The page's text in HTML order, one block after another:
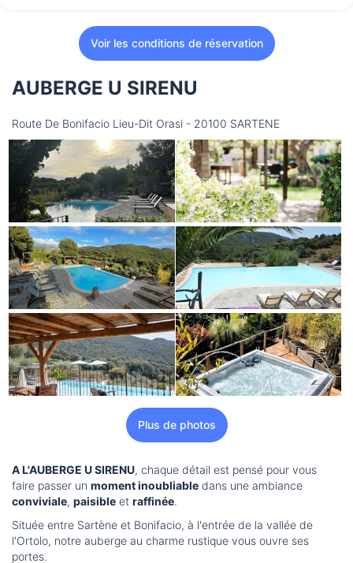
Voir les conditions de réservation
AUBERGE U SIRENU
Route De Bonifacio Lieu-Dit Orasi - 20100 SARTENE
Plus de photos
A L'AUBERGE U SIRENU, chaque détail est pensé pour vous
faire passer un moment inoubliable dans une ambiance
conviviale, paisible et raffinée.
Située entre Sartène et Bonifacio, à l'entrée de la vallée de
l'Ortolo, notre auberge au charme rustique vous ouvre ses
portes.